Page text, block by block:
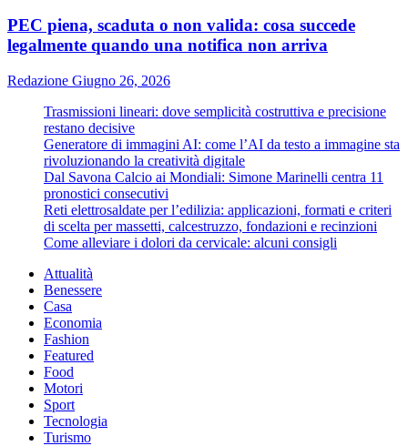
PEC piena, scaduta o non valida: cosa succede
legalmente quando una notifica non arriva
Redazione Giugno 26, 2026
Trasmissioni lineari: dove semplicità costruttiva e precisione
restano decisive
Generatore di immagini AI: come l’AI da testo a immagine sta
rivoluzionando la creatività digitale
Dal Savona Calcio ai Mondiali: Simone Marinelli centra 11
pronostici consecutivi
Reti elettrosaldate per l’edilizia: applicazioni, formati e criteri
di scelta per massetti, calcestruzzo, fondazioni e recinzioni
Come alleviare i dolori da cervicale: alcuni consigli
Attualità
Benessere
Casa
Economia
Fashion
Featured
Food
Motori
Sport
Tecnologia
Turismo